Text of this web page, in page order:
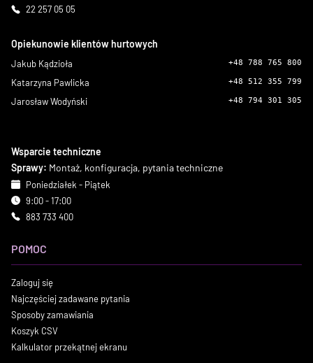
22 257 05 05
Opiekunowie klientów hurtowych
Jakub Kądzioła +48 788 765 800
Katarzyna Pawlicka +48 512 355 799
Jarosław Wodyński +48 794 301 305
Wsparcie techniczne
Sprawy: Montaż, konfiguracja, pytania techniczne
Poniedziałek - Piątek
9:00 - 17:00
883 733 400
POMOC
Zaloguj się
Najczęściej zadawane pytania
Sposoby zamawiania
Koszyk CSV
Kalkulator przekątnej ekranu